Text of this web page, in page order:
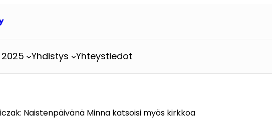
Yhdistys Yhteystiedot
Naistenpäivänä Minna katsoisi myös kirkkoa